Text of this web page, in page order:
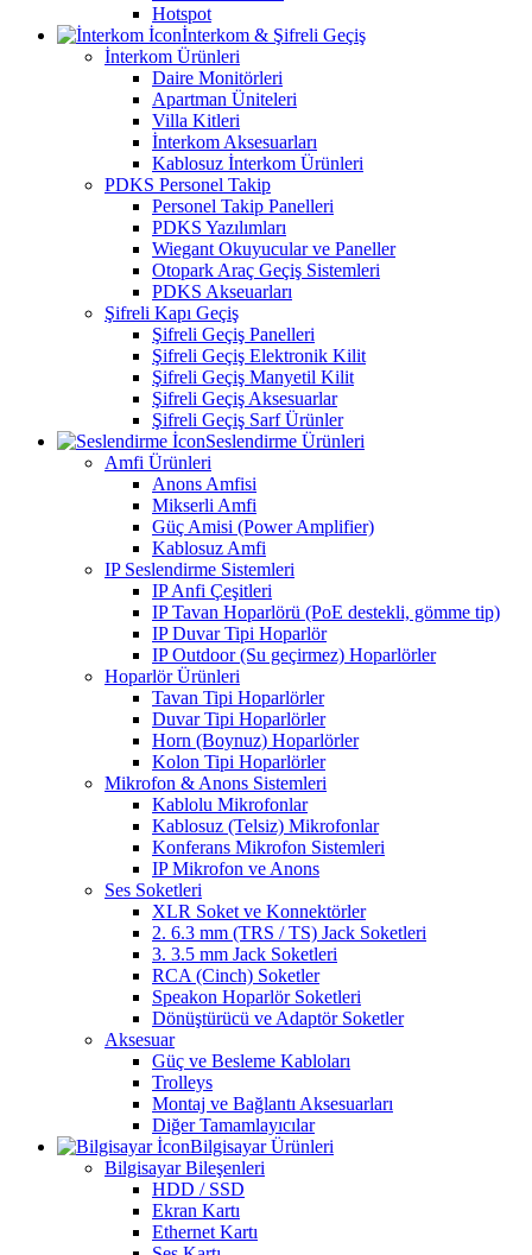
Hotspot
İnterkom & Şifreli Geçiş
İnterkom Ürünleri
Daire Monitörleri
Apartman Üniteleri
Villa Kitleri
İnterkom Aksesuarları
Kablosuz İnterkom Ürünleri
PDKS Personel Takip
Personel Takip Panelleri
PDKS Yazılımları
Wiegant Okuyucular ve Paneller
Otopark Araç Geçiş Sistemleri
PDKS Akseuarları
Şifreli Kapı Geçiş
Şifreli Geçiş Panelleri
Şifreli Geçiş Elektronik Kilit
Şifreli Geçiş Manyetil Kilit
Şifreli Geçiş Aksesuarlar
Şifreli Geçiş Sarf Ürünler
Seslendirme Ürünleri
Amfi Ürünleri
Anons Amfisi
Mikserli Amfi
Güç Amisi (Power Amplifier)
Kablosuz Amfi
IP Seslendirme Sistemleri
IP Anfi Çeşitleri
IP Tavan Hoparlörü (PoE destekli, gömme tip)
IP Duvar Tipi Hoparlör
IP Outdoor (Su geçirmez) Hoparlörler
Hoparlör Ürünleri
Tavan Tipi Hoparlörler
Duvar Tipi Hoparlörler
Horn (Boynuz) Hoparlörler
Kolon Tipi Hoparlörler
Mikrofon & Anons Sistemleri
Kablolu Mikrofonlar
Kablosuz (Telsiz) Mikrofonlar
Konferans Mikrofon Sistemleri
IP Mikrofon ve Anons
Ses Soketleri
XLR Soket ve Konnektörler
2. 6.3 mm (TRS / TS) Jack Soketleri
3. 3.5 mm Jack Soketleri
RCA (Cinch) Soketler
Speakon Hoparlör Soketleri
Dönüştürücü ve Adaptör Soketler
Aksesuar
Güç ve Besleme Kabloları
Trolleys
Montaj ve Bağlantı Aksesuarları
Diğer Tamamlayıcılar
Bilgisayar Ürünleri
Bilgisayar Bileşenleri
HDD / SSD
Ekran Kartı
Ethernet Kartı